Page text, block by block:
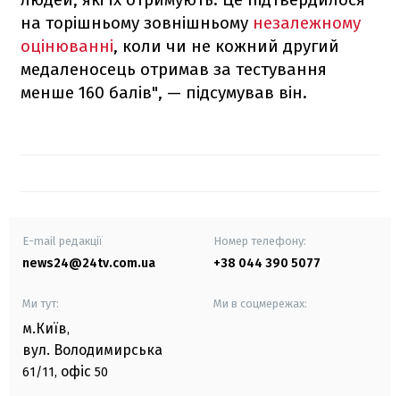
на торішньому зовнішньому незалежному
оцінюванні, коли чи не кожний другий
медаленосець отримав за тестування
менше 160 балів", — підсумував він.
E-mail редакції
news24@24tv.com.ua
Номер телефону:
+38 044 390 5077
Ми тут:
м.Київ,
вул. Володимирська
61/11, офіс 50
Ми в соцмережах: